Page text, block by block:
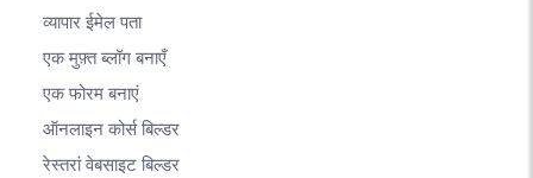
व्यापार ईमेल पता
एक मुफ़्त ब्लॉग बनाएँ
एक फोरम बनाएं
ऑनलाइन कोर्स बिल्डर
रेस्तरां वेबसाइट बिल्डर